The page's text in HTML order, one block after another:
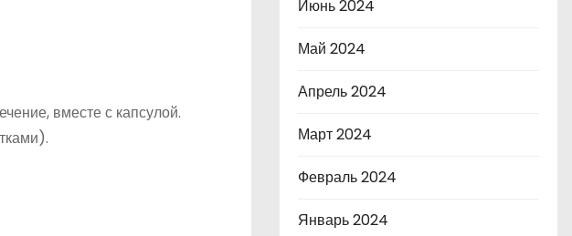
вместе с капсулой.
Июнь 2024
Май 2024
Апрель 2024
Март 2024
Февраль 2024
Январь 2024